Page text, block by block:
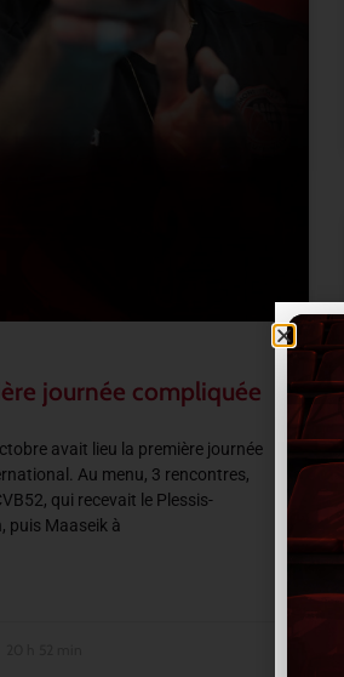
journée compliquée
avait lieu la première journée
Au menu, 3 rencontres,
qui recevait le Plessis-
puis Maaseik à